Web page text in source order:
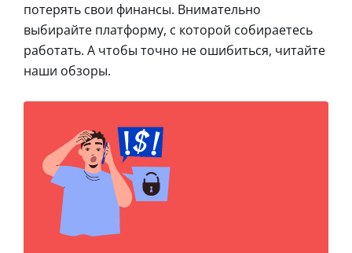
потерять свои финансы. Внимательно
выбирайте платформу, с которой собираетесь
работать. А чтобы точно не ошибиться, читайте
наши обзоры.